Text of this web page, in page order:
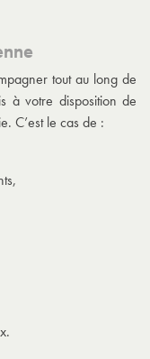
tout au long de
à votre disposition de
C’est le cas de :